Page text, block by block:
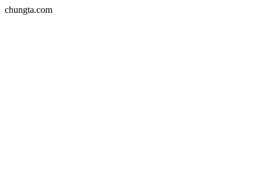
chungta.com